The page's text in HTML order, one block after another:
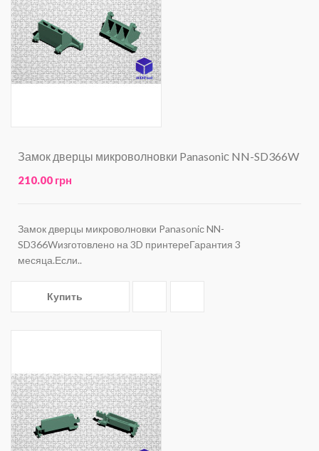
Замок дверцы микроволновки Panasoniс NN-SD366W
210.00 грн
Замок дверцы микроволновки Panasoniс NN-
SD366Wизготовлено на 3D принтереГарантия 3
месяца.Если..
Купить